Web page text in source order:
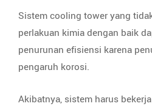
Sistem cooling tower yang
perlakuan kimia dengan baik
penurunan efisiensi karena
pengaruh korosi.
Akibatnya, sistem harus